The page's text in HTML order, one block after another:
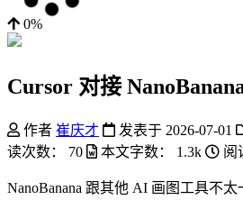
0%
Cursor 对接
作者 崔庆才 发表于 2026-07-01
读次数：
70 本文字数： 1.3k 阅
NanoBanana 跟其他 AI 画图工具不